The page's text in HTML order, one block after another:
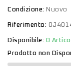
Condizione: Nuovo
Riferimento:
Disponibile: 0
Prodotto non